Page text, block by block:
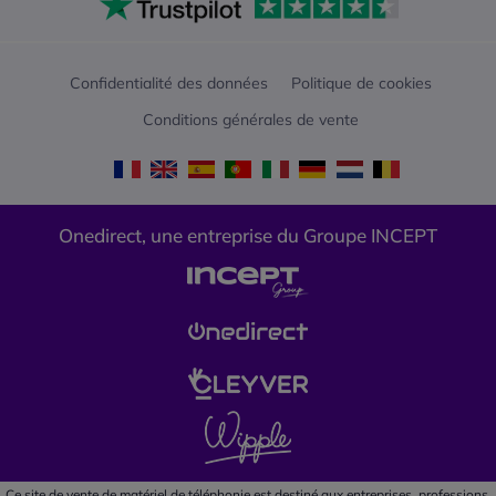
Confidentialité des données
Politique de cookies
Conditions générales de vente
Onedirect, une entreprise du Groupe INCEPT